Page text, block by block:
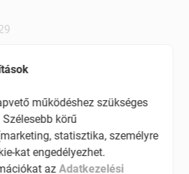
működéshez szükséges
körű
statisztika, személyre
kat engedélyezhet.
azAdatkezelési